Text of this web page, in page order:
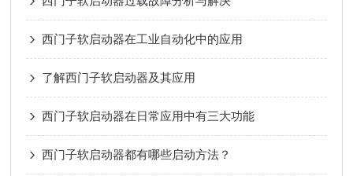
西门子软启动器在工业自动化中的应用
了解西门子软启动器及其应用
西门子软启动器在日常应用中有三大功能
西门子软启动器都有哪些启动方法？